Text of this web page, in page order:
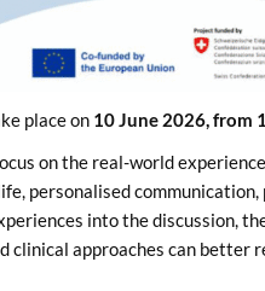
place on 10 June 2026, from
on the real-world
personalised
into the discussion,
clinical approaches can better